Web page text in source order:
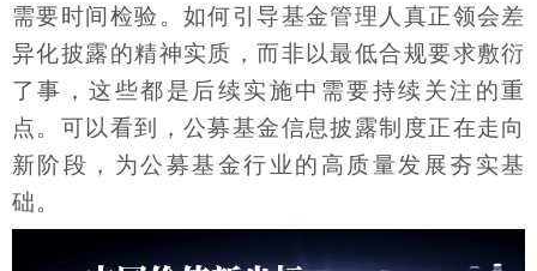
需要时间检验。如何引导基金管理人真正领会差
异化披露的精神实质，而非以最低合规要求敷衍
了事，这些都是后续实施中需要持续关注的重
点。可以看到，公募基金信息披露制度正在走向
新阶段，为公募基金行业的高质量发展夯实基
础。